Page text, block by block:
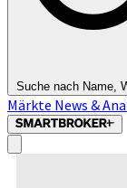
Suche nach Name,
Märkte News &